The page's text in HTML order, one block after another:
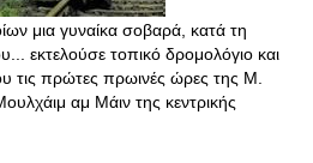
μια γυναίκα σοβαρά, κατά τη
εκτελούσε τοπικό δρομολόγιο και
τις πρώτες πρωινές ώρες της Μ.
αμ Μάιν της κεντρικής